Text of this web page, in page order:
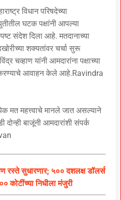
विधान परिषदेच्या
घटक पक्षांनी आपल्या
संदेश दिला आहे. मतदानाच्या
शक्यतांवर चर्चा सुरू
चव्हाण यांनी आमदारांना पक्षाच्या
आवाहन केले आहे.Ravindra
मत महत्त्वाचे मानले जात असल्याने
बाजूंनी आमदारांशी संपर्क
रस्ते सुधारणार; ५०० दशलक्ष डॉलर्स
कोटींच्या निधीला मंजुरी